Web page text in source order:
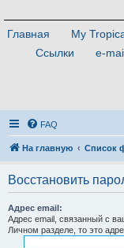
Главная My
Ссылки
e-
FAQ
На главную Список
Восстановить
Адрес email:
Адрес email, связанный с
Личном разделе, то это